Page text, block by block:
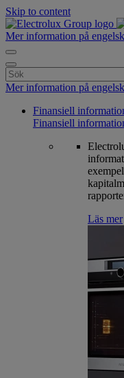
Skip to content
Mer information på
Search
for:
Mer information på
Finansiell
Finansiell
Läs mer